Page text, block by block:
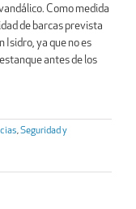
Como medida
de barcas prevista
Isidro, ya que no es
antes de los
,Seguridad y